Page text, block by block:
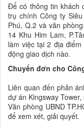
Để có thông tin khách
trụ chính Công ty
Phú, Q.2 và văn
14 Khu Him Lam,
làm việc tại 2 địa
động giao dịch nào.
Chuyển đơn cho
Liên quan đến phản
dự án Kingsway
Văn phòng UBND
để xem xét, giải quyết.